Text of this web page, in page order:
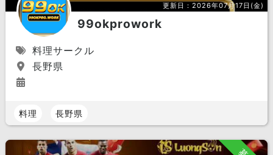
更新日：2026年07月17日(金)
99okprowork
料理サークル
長野県
料理 長野県